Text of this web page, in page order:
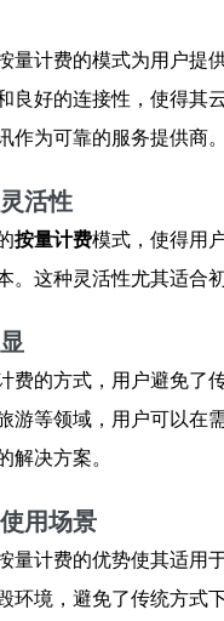
量计费的模式为用户提
良好的连接性，使得其
作为可靠的服务提供商。
活性
按量计费模式，使得用
。这种灵活性尤其适合
费的方式，用户避免了
游等领域，用户可以在
解决方案。
用场景
量计费的优势使其适用
环境，避免了传统方式